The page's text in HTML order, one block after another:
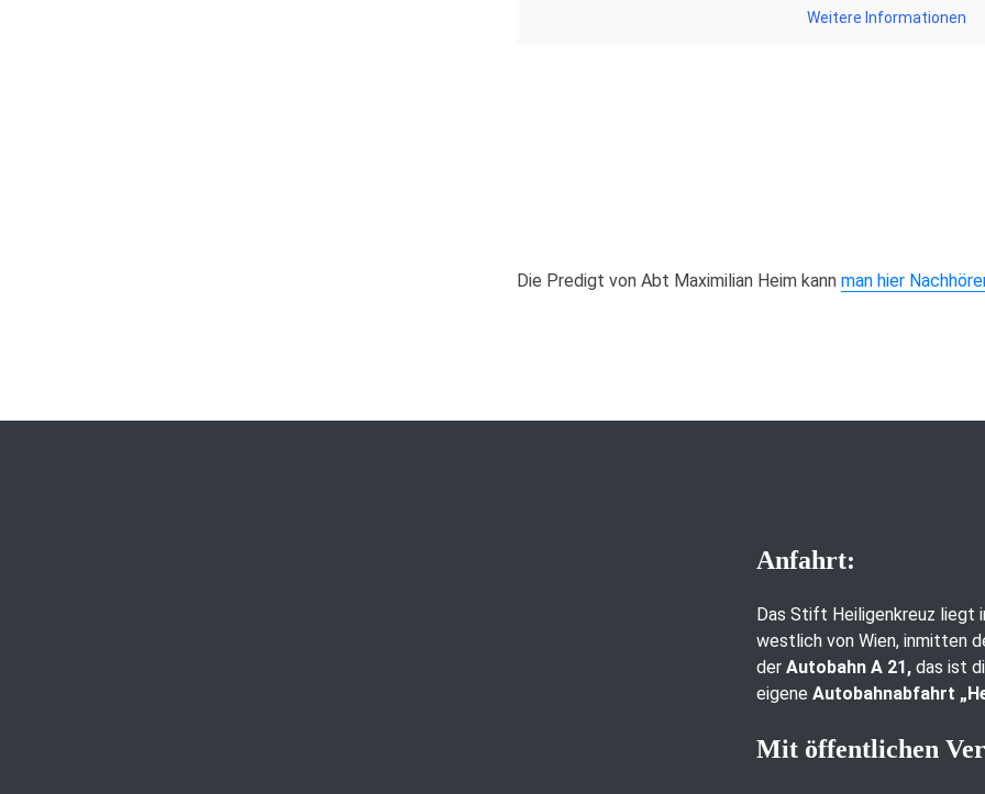
Weitere Informationen
Die Predigt von Abt Maximilian Heim kannman hier
Anfahrt:
Das Stift Heiligenkreuz liegt
westlich von Wien, inmitten
der Autobahn A 21, das ist
eigene Autobahnabfahrt
Mit öffentlichen